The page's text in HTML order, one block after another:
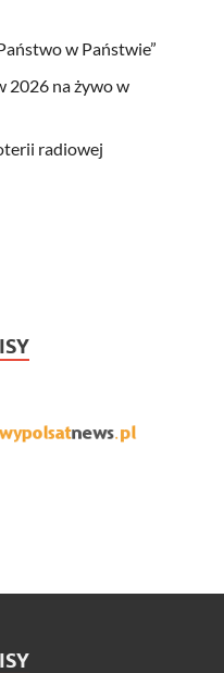
w Państwie”
2026 na żywo w
radiowej